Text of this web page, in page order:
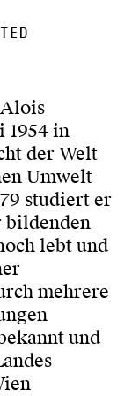
1954 in
der Welt
Umwelt
studiert er
bildenden
lebt und
mehrere
und